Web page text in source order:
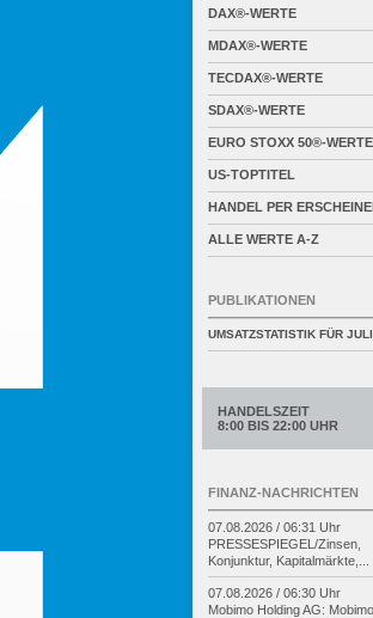
DAX®-WERTE
MDAX®-WERTE
TECDAX®-WERTE
SDAX®-WERTE
EURO STOXX 50®-WERTE
US-TOPTITEL
HANDEL PER
ALLE WERTE A-Z
PUBLIKATIONEN
UMSATZSTATISTIK FÜR
HANDELSZEIT
8:00 BIS 22:00 UHR
FINANZ-NACHRICHTEN
07.08.2026 / 06:31 Uhr
PRESSESPIEGEL/Zinsen,
Konjunktur, Kapitalmärkte,...
07.08.2026 / 06:30 Uhr
Mobimo Holding AG: